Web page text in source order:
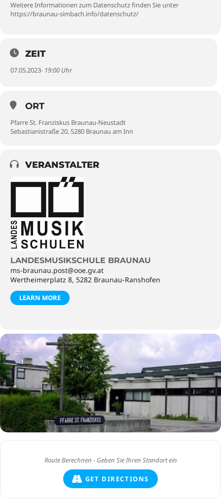
Weitere Informationen zum Datenschutz finden Sie unter
https://braunau-simbach.info/datenschutz/
ZEIT
07.05.2023- 19:00 Uhr
ORT
Pfarre St. Franziskus Braunau-Neustadt
Sebastianistraße 20, 5280 Braunau am Inn
VERANSTALTER
LANDESMUSIKSCHULE BRAUNAU
ms-braunau.post@ooe.gv.at
Wertheimerplatz 8, 5282 Braunau-Ranshofen
LEARN MORE
GET DIRECTIONS